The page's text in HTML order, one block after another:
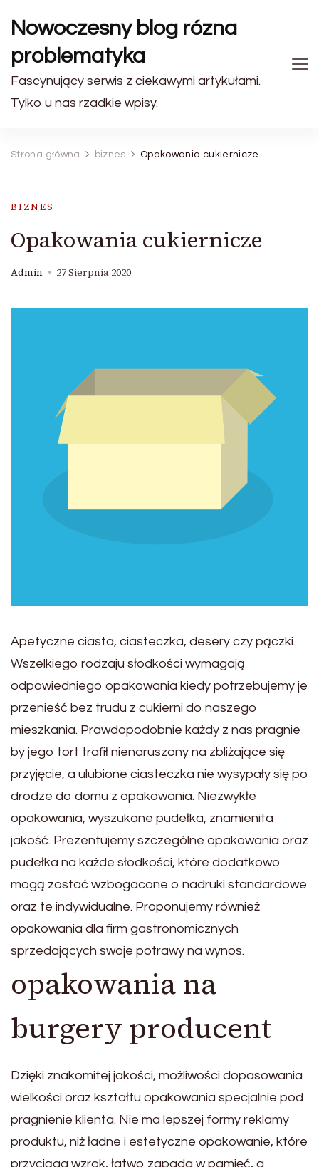
Nowoczesny blog rózna
problematyka
Fascynujący serwis z ciekawymi artykułami.
Tylko u nas rzadkie wpisy.
Strona główna biznes Opakowania cukiernicze
BIZNES
Opakowania cukiernicze
Admin 27 Sierpnia 2020
Apetyczne ciasta, ciasteczka, desery czy pączki.
Wszelkiego rodzaju słodkości wymagają
odpowiedniego opakowania kiedy potrzebujemy je
przenieść bez trudu z cukierni do naszego
mieszkania. Prawdopodobnie każdy z nas pragnie
by jego tort trafił nienaruszony na zbliżające się
przyjęcie, a ulubione ciasteczka nie wysypały się po
drodze do domu z opakowania. Niezwykłe
opakowania, wyszukane pudełka, znamienita
jakość. Prezentujemy szczególne opakowania oraz
pudełka na każde słodkości, które dodatkowo
mogą zostać wzbogacone o nadruki standardowe
oraz te indywidualne. Proponujemy również
opakowania dla firm gastronomicznych
sprzedających swoje potrawy na wynos.
opakowania na
burgery producent
Dzięki znakomitej jakości, możliwości dopasowania
wielkości oraz kształtu opakowania specjalnie pod
pragnienie klienta. Nie ma lepszej formy reklamy
produktu, niż ładne i estetyczne opakowanie, które
przyciąga wzrok, łatwo zapada w pamięć, a